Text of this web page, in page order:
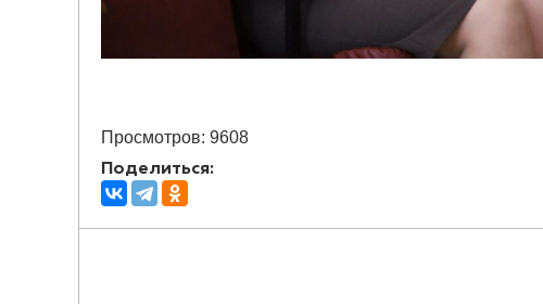
Просмотров: 9608
Поделиться: